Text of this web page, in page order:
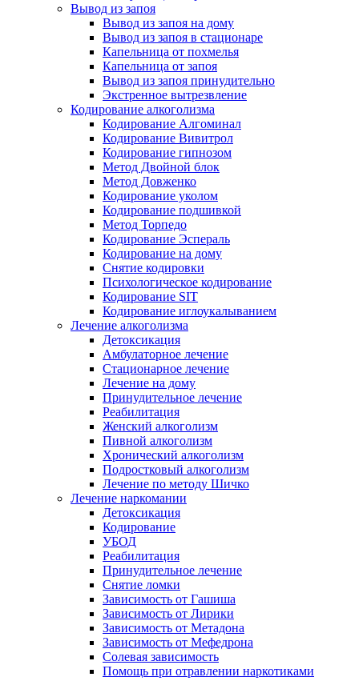
Вывод из запоя
Вывод из запоя на дому
Вывод из запоя в стационаре
Капельница от похмелья
Капельница от запоя
Вывод из запоя принудительно
Экстренное вытрезвление
Кодирование алкоголизма
Кодирование Алгоминал
Кодирование Вивитрол
Кодирование гипнозом
Метод Двойной блок
Метод Довженко
Кодирование уколом
Кодирование подшивкой
Метод Торпедо
Кодирование Эспераль
Кодирование на дому
Снятие кодировки
Психологическое кодирование
Кодирование SIT
Кодирование иглоукалыванием
Лечение алкоголизма
Детоксикация
Амбулаторное лечение
Стационарное лечение
Лечение на дому
Принудительное лечение
Реабилитация
Женский алкоголизм
Пивной алкоголизм
Хронический алкоголизм
Подростковый алкоголизм
Лечение по методу Шичко
Лечение наркомании
Детоксикация
Кодирование
УБОД
Реабилитация
Принудительное лечение
Снятие ломки
Зависимость от Гашиша
Зависимость от Лирики
Зависимость от Метадона
Зависимость от Мефедрона
Солевая зависимость
Помощь при отравлении наркотиками